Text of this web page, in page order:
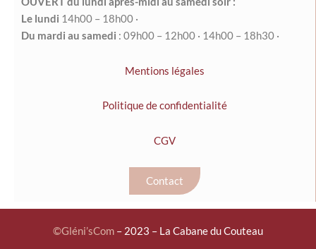
Le lundi 14h00 – 18h00 ·
Du mardi au samedi : 09h00 – 12h00 · 14h00 – 18h30 ·
Mentions légales
Politique de confidentialité
CGV
Contact
©Gléni’sCom – 2023 – La Cabane du Couteau